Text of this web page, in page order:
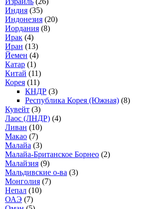
Индия (35)
Индонезия (20)
Иордания (8)
Ирак (4)
Иран (13)
Йемен (4)
Катар (1)
Китай (11)
Корея (11)
КНДР (3)
Республика Корея (Южная) (8)
Кувейт (3)
Лаос (ЛНДР) (4)
Ливан (10)
Макао (7)
Малайа (3)
Малайа-Британское Борнео (2)
Малайзия (9)
Мальдивские о-ва (3)
Монголия (7)
Непал (10)
ОАЭ (7)